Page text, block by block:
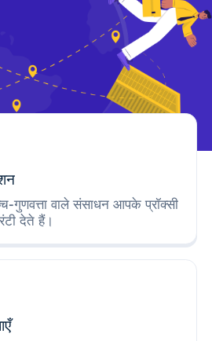
वाले संसाधन आपके प्रॉक्सी
देते हैं।